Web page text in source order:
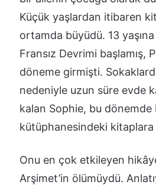
Küçük yaşlardan itibaren
ortamda büyüdü. 13
Fransız Devrimi başlamış,
döneme girmişti.
nedeniyle uzun süre evde
kalan Sophie, bu dönemde
kütüphanesindeki
Onu en çok etkileyen
Arşimet’in ölümüydü.